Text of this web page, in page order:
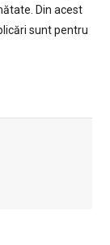
Din acest
sunt pentru